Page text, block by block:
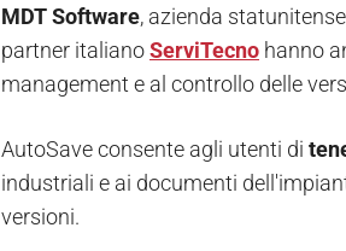
MDT Software, azienda
partner italianoServiTecno hanno
management e al controllo delle
AutoSave consente agli utenti di
industriali e ai documenti
versioni.